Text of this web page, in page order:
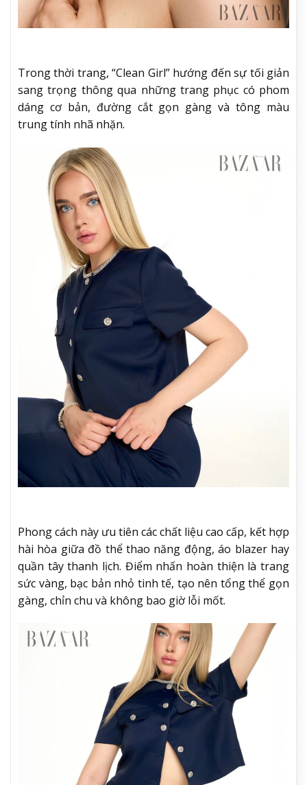
Trong thời trang, “Clean Girl” hướng đến sự tối giản
sang trọng thông qua những trang phục có phom
dáng cơ bản, đường cắt gọn gàng và tông màu
trung tính nhã nhặn.
Phong cách này ưu tiên các chất liệu cao cấp, kết hợp
hài hòa giữa đồ thể thao năng động, áo blazer hay
quần tây thanh lịch. Điểm nhấn hoàn thiện là trang
sức vàng, bạc bản nhỏ tinh tế, tạo nên tổng thể gọn
gàng, chỉn chu và không bao giờ lỗi mốt.